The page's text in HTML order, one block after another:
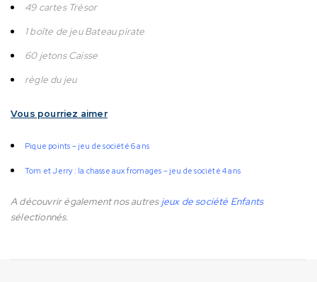
49 cartes Trésor
1 boîte de jeu Bateau pirate
60 jetons Caisse
règle du jeu
Vous pourriez aimer
Pique points – jeu de société 6 ans
Tom et Jerry : la chasse aux fromages – jeu de société 4 ans
A découvrir également nos autresjeux de société Enfants
sélectionnés.